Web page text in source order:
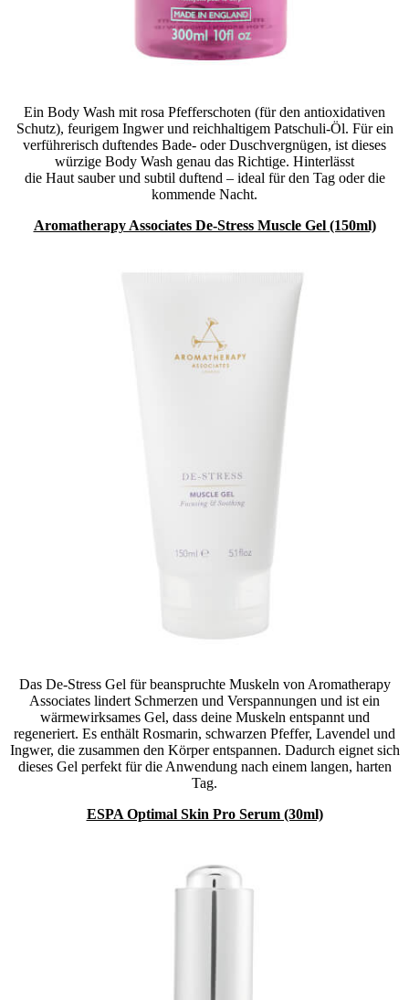
Ein Body Wash mit rosa Pfefferschoten (für den antioxidativen
Schutz), feurigem Ingwer und reichhaltigem Patschuli-Öl. Für ein
verführerisch duftendes Bade- oder Duschvergnügen, ist dieses
würzige Body Wash genau das Richtige. Hinterlässt
die Haut sauber und subtil duftend – ideal für den Tag oder die
kommende Nacht.
Aromatherapy Associates De-Stress Muscle Gel (150ml)
Das De-Stress Gel für beanspruchte Muskeln von Aromatherapy
Associates lindert Schmerzen und Verspannungen und ist ein
wärmewirksames Gel, dass deine Muskeln entspannt und
regeneriert. Es enthält Rosmarin, schwarzen Pfeffer, Lavendel und
Ingwer, die zusammen den Körper entspannen. Dadurch eignet sich
dieses Gel perfekt für die Anwendung nach einem langen, harten
Tag.
ESPA Optimal Skin Pro Serum (30ml)